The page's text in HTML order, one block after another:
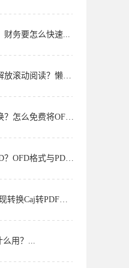
财务要怎么快速...
滚动阅读？懒人...
怎么免费将OFD...
格式与PDF如...
Caj转PDF？有...
么用？...